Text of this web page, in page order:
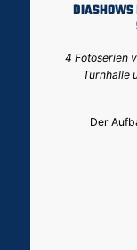
DIASHOWS
4 Fotoserien
Turnhalle
Der